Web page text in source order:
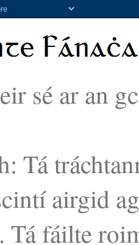
sé ar an
Tá
airgid
Tá fáilte